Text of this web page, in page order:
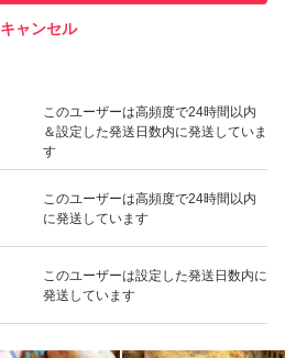
このユーザーは高頻度で24時間以内
＆設定した発送日数内に発送していま
す
このユーザーは高頻度で24時間以内
に発送しています
このユーザーは設定した発送日数内に
発送しています
キャンセル
いいね！
2,000